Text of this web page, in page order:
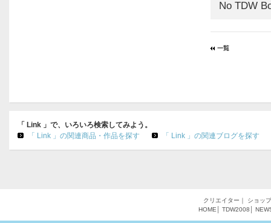
No TDW
「 Link 」で、いろいろ検索してみよう。
「 Link 」の関連商品・作品を探す
「 Link 」の関連ブログを探す
クリエイター ｜ ショップ
HOME
TDW2008